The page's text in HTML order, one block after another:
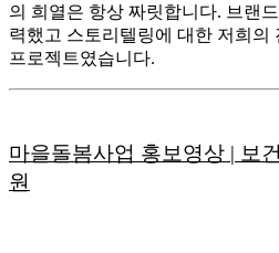
의 희열은 항상 짜릿합니다. 브랜
력했고 스토리텔링에 대한 저희의
프로젝트였습니다.
마을돌봄사업 홍보영상 | 보
원